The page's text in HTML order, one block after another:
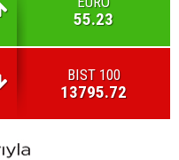
55.23
BIST 100
13795.72